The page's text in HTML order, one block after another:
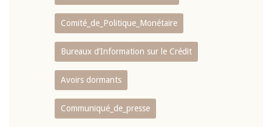
Comité_de_Politique_Monétaire
Bureaux d’Information sur le Crédit
Avoirs dormants
Communiqué_de_presse